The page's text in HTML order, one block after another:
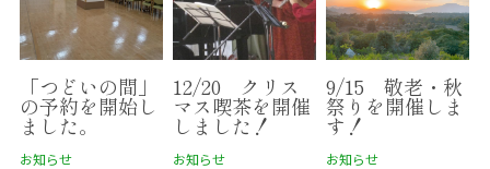
お問い合わせ
採用情報
「つどいの間」
の予約を開始し
ました。
お知らせ
12/20 クリス
マス喫茶を開催
しました！
お知らせ
9/15 敬老・秋
祭りを開催しま
す！
お知らせ